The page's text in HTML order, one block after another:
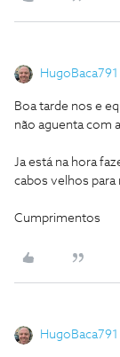
HugoBaca791
Boa tarde nos e
não aguenta com
Ja está na hora
cabos velhos para
Cumprimentos
HugoBaca791